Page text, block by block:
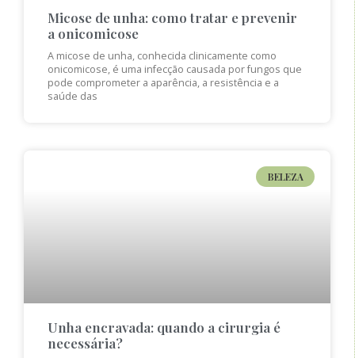
Micose de unha: como tratar e prevenir
a onicomicose
A micose de unha, conhecida clinicamente como
onicomicose, é uma infecção causada por fungos que
pode comprometer a aparência, a resistência e a
saúde das
BELEZA
Unha encravada: quando a cirurgia é
necessária?